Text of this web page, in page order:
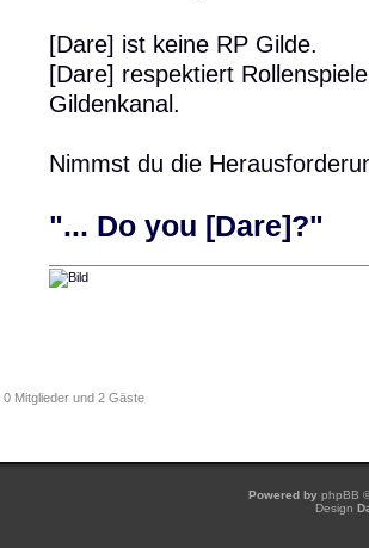
[Dare] ist keine RP Gilde.
[Dare] respektiert
Gildenkanal.
Nimmst du die
"... Do you [Dare]?"
Mitglieder und 2 Gäste
Powered by phpBB
Design